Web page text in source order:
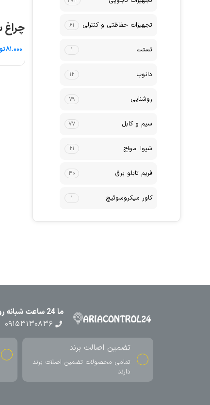
تجهیزات حفاظتی و کنترلی ۶۱
تستت ۱
دانوب ۱۲
روشنایی ۷۹
سیم و کابل ۷۷
شیوا امواج ۲۱
فریم تابلو برق ۴۰
کاور میکروسوئیچ ۱
چراغ
ما 24 ساعت شبانه روز در کنار شما هستیم
۰۹۱۵۳۱۳۰۸۳۶
تضمین اصالت برند
تمامی محصولات تضمین اصلات برند
دارند